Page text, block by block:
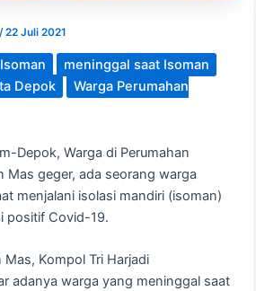
/22 Juli 2021
Isoman
meninggal saat Isoman
Depok
Warga Perumahan
Depok, Warga di Perumahan
Mas geger, ada seorang warga
menjalani isolasi mandiri (isoman)
positif Covid-19.
Kompol Tri Harjadi
adanya warga yang meninggal saat